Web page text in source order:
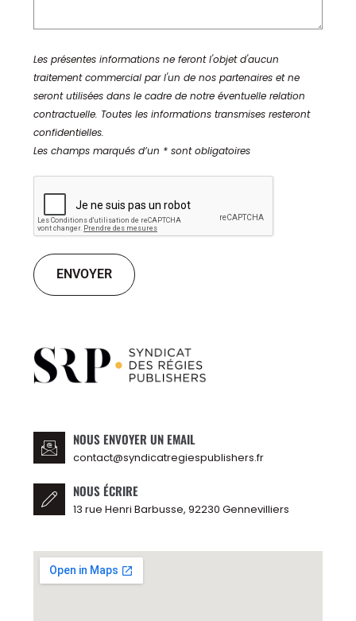
Les présentes informations ne feront l'objet d'aucun
traitement commercial par l'un de nos partenaires et ne
seront utilisées dans le cadre de notre éventuelle relation
contractuelle. Toutes les informations transmises resteront
confidentielles.
Les champs marqués d’un * sont obligatoires
NOUS ENVOYER UN EMAIL
contact@syndicatregiespublishers.fr
NOUS ÉCRIRE
13 rue Henri Barbusse, 92230 Gennevilliers